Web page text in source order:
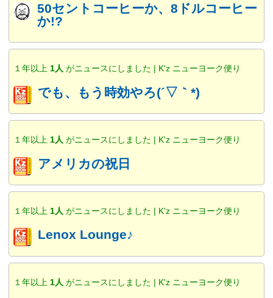
50セントコーヒーか、8ドルコーヒー
か!?
１年以上 1人 がニュースにしました | K'z ニューヨーク便り
でも、もう時効やろ(´▽｀*)
１年以上 1人 がニュースにしました | K'z ニューヨーク便り
アメリカの祝日
１年以上 1人 がニュースにしました | K'z ニューヨーク便り
Lenox Lounge♪
１年以上 1人 がニュースにしました | K'z ニューヨーク便り